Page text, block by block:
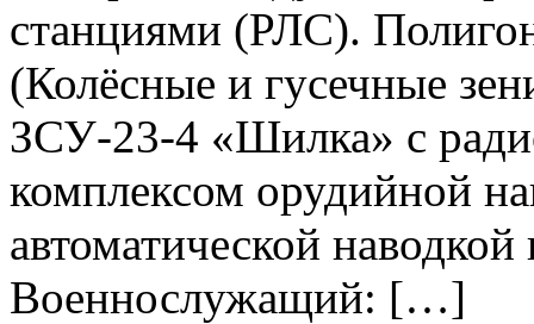
станциями (РЛС).
(Колёсные и гусечные
ЗСУ-23-4 «Шилка» с
комплексом орудийной
автоматической
Военнослужащий: […]